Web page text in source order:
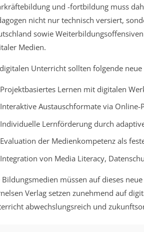
und -fortbildung muss
nicht nur technisch versiert,
sowie
Medien.
Unterricht sollten folgende
Projektbasiertes Lernen mit digitalen
Interaktive Austauschformate via Online-
Individuelle Lernförderung durch
Evaluation der Medienkompetenz als
Integration von Media Literacy,
Bildungsmedien müssen auf dieses
Verlag setzen zunehmend auf
abwechslungsreich und